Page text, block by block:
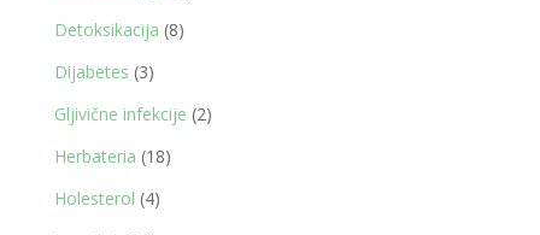
Detoksikacija 88
Dijabetes 33
proizvoda
Gljivične infekcije 22
Herbateria 1818
Holesterol 44